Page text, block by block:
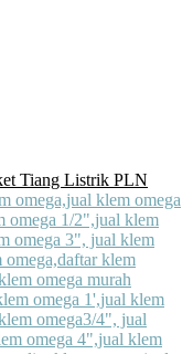
Tiang Listrik PLN